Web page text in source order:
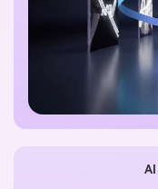
AI